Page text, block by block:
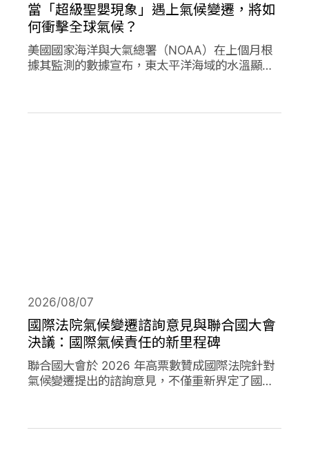
當「超級聖嬰現象」遇上氣候變遷，將如
何衝擊全球氣候？
美國國家海洋與大氣總署（NOAA）在上個月根
據其監測的數據宣布，東太平洋海域的水溫顯著
來更高水溫的「超級聖嬰現象」，屆時有可能打
國際法院氣候變遷諮詢意見與聯合國大會
決議：國際氣候責任的新里程碑
2026/08/07
聯合國大會於 2026 年高票數贊成國際法院針對
氣候變遷提出的諮詢意見，不僅重新界定了國際
律責任的承諾。